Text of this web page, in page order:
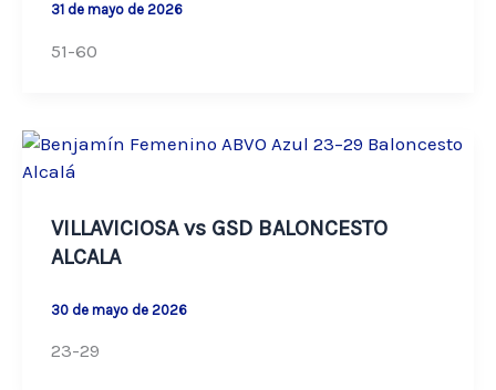
31 de mayo de 2026
51-60
VILLAVICIOSA vs GSD BALONCESTO
ALCALA
30 de mayo de 2026
23-29